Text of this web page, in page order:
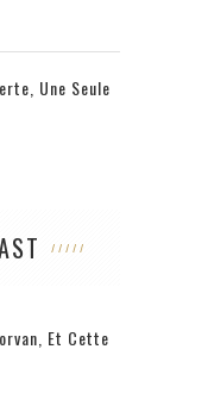
Une Seule
Et Cette